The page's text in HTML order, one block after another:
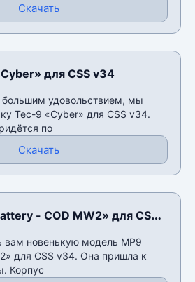
Скачать
для CSS v34
большим удовольствием, мы
Tec-9 «Cyber» для CSS v34.
по
Скачать
- COD MW2» для CSS
вам новенькую модель MP9
для CSS v34. Она пришла к
Корпус